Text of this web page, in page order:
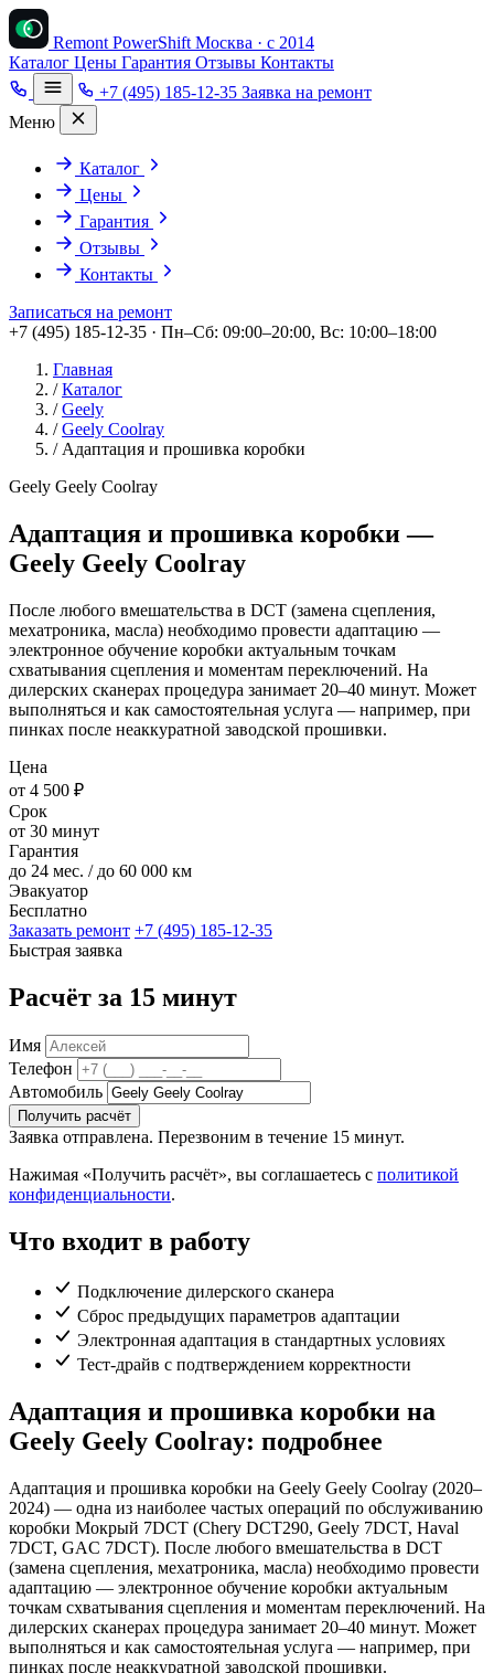
Remont PowerShift Москва · с 2014
Каталог Цены Гарантия Отзывы Контакты
+7 (495) 185-12-35 Заявка на ремонт
Меню
Каталог
Цены
Гарантия
Отзывы
Контакты
Записаться на ремонт
+7 (495) 185-12-35 · Пн–Сб: 09:00–20:00, Вс: 10:00–18:00
Главная
/ Каталог
/ Geely
/ Geely Coolray
/ Адаптация и прошивка коробки
Geely Geely Coolray
Адаптация и прошивка коробки —
Geely Geely Coolray
После любого вмешательства в DCT (замена сцепления,
мехатроника, масла) необходимо провести адаптацию —
электронное обучение коробки актуальным точкам
схватывания сцепления и моментам переключений. На
дилерских сканерах процедура занимает 20–40 минут. Может
выполняться и как самостоятельная услуга — например, при
пинках после неаккуратной заводской прошивки.
Цена
от 4 500 ₽
Срок
от 30 минут
Гарантия
до 24 мес. / до 60 000 км
Эвакуатор
Бесплатно
Заказать ремонт +7 (495) 185-12-35
Быстрая заявка
Расчёт за 15 минут
Имя
Телефон
Автомобиль
Получить расчёт
Заявка отправлена. Перезвоним в течение 15 минут.
Нажимая «Получить расчёт», вы соглашаетесь с политикой
конфиденциальности.
Что входит в работу
Подключение дилерского сканера
Сброс предыдущих параметров адаптации
Электронная адаптация в стандартных условиях
Тест-драйв с подтверждением корректности
Адаптация и прошивка коробки на
Geely Geely Coolray: подробнее
Адаптация и прошивка коробки на Geely Geely Coolray (2020–
2024) — одна из наиболее частых операций по обслуживанию
коробки Мокрый 7DCT (Chery DCT290, Geely 7DCT, Haval
7DCT, GAC 7DCT). После любого вмешательства в DCT
(замена сцепления, мехатроника, масла) необходимо провести
адаптацию — электронное обучение коробки актуальным
точкам схватывания сцепления и моментам переключений. На
дилерских сканерах процедура занимает 20–40 минут. Может
выполняться и как самостоятельная услуга — например, при
пинках после неаккуратной заводской прошивки.